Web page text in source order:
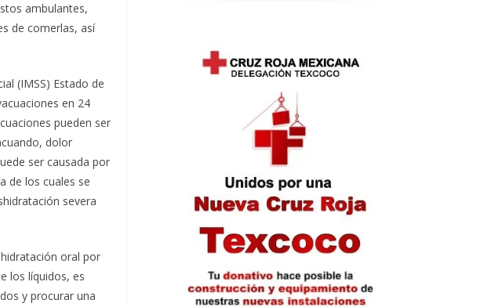
ambulantes,
de comerlas, así
(IMSS) Estado de
en 24
pueden ser
dolor
ser causada por
de los cuales se
severa
oral por
los líquidos, es
y procurar una